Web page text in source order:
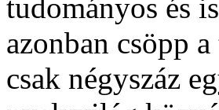
tudományos és
azonban csöpp
csak négyszáz